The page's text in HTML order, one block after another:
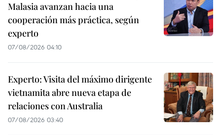
Malasia avanzan hacia una
cooperación más práctica, según
experto
07/08/2026 04:10
Experto: Visita del máximo dirigente
vietnamita abre nueva etapa de
relaciones con Australia
07/08/2026 03:40